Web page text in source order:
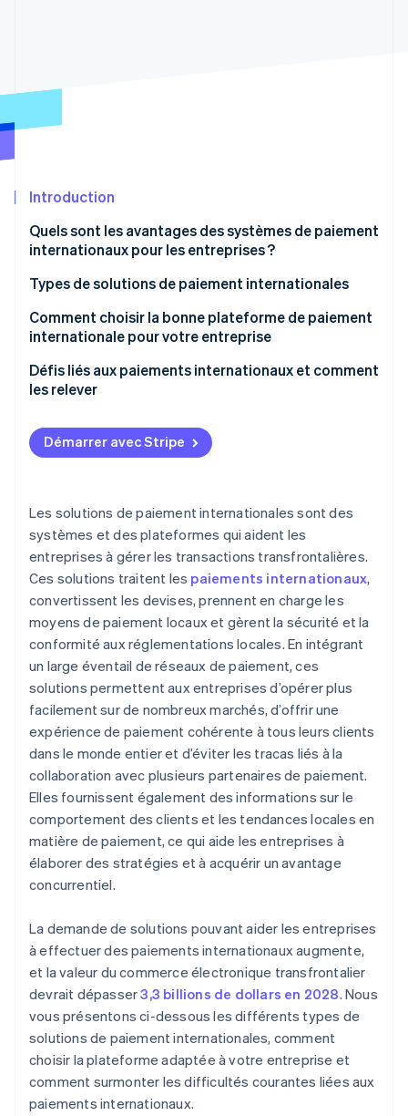
Climate
Vérification de l'identité
Stripe Sessions 2026
Découvrez comment Stripe construit l’infrastructure
Regarder la vidéo
Introduction
Quels sont les avantages des systèmes de paiement
internationaux pour les entreprises ?
Types de solutions de paiement internationales
Comment choisir la bonne plateforme de paiement
internationale pour votre entreprise
Défis liés aux paiements internationaux et comment
les relever
Conformité réglementaire
Gestion de plusieurs devises
Expérience client
Défis opérationnels
Frais transfrontaliers
Démarrer avec Stripe
Les solutions de paiement internationales sont des
systèmes et des plateformes qui aident les
entreprises à gérer les transactions transfrontalières.
Ces solutions traitent les paiements internationaux,
convertissent les devises, prennent en charge les
moyens de paiement locaux et gèrent la sécurité et la
conformité aux réglementations locales. En intégrant
un large éventail de réseaux de paiement, ces
solutions permettent aux entreprises d’opérer plus
facilement sur de nombreux marchés, d’offrir une
expérience de paiement cohérente à tous leurs clients
dans le monde entier et d’éviter les tracas liés à la
collaboration avec plusieurs partenaires de paiement.
Elles fournissent également des informations sur le
comportement des clients et les tendances locales en
matière de paiement, ce qui aide les entreprises à
élaborer des stratégies et à acquérir un avantage
concurrentiel.
La demande de solutions pouvant aider les entreprises
à effectuer des paiements internationaux augmente,
et la valeur du commerce électronique transfrontalier
devrait dépasser3,3 billions de dollars en 2028. Nous
vous présentons ci-dessous les différents types de
solutions de paiement internationales, comment
choisir la plateforme adaptée à votre entreprise et
comment surmonter les difficultés courantes liées aux
paiements internationaux.